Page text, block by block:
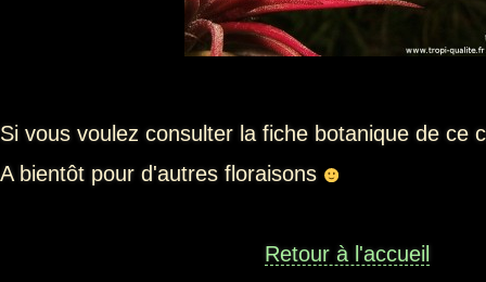
Si vous voulez consulter la fiche botanique de ce
A bientôt pour d'autres floraisons
Retour à l'accueil